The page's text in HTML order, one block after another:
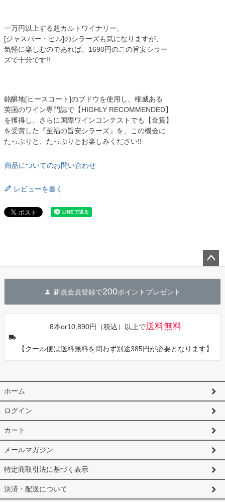
一万円以上する超カルトワイナリー、
[ジャスパー・ヒル]のシラーズも気になりますが、
気軽に楽しむのであれば、1690円のこの旨安シラー
ズで十分です!!
銘醸地[ヒースコート]のブドウを使用し、権威ある
英国のワイン専門誌で【HIGHLY RECOMMENDED】
を獲得し、さらに国際ワインコンテストでも【金賞】
を受賞した『至福の旨安シラーズ』を、この機会に
たっぷりと、たっぷりとお楽しみください!!
商品についてのお問い合わせ
レビューを書く
へ
新規会員登録で200ポイントプレゼント
8本or10,890円（税込）以上で送料無料
【クール便は送料無料を問わず別途385円が必要となります】
ホーム
ログイン
カート
メールマガジン
特定商取引法に基づく表示
決済・配送について